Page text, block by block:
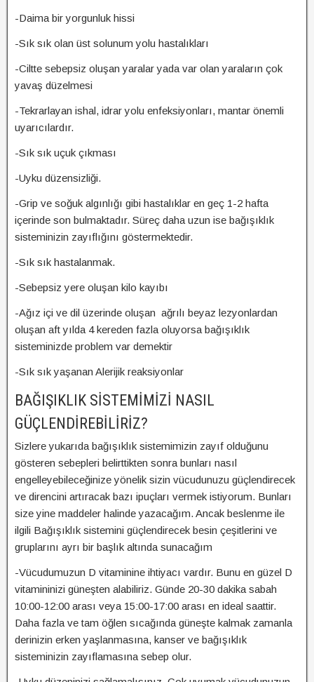
-Daima bir yorgunluk hissi
-Sık sık olan üst solunum yolu hastalıkları
-Ciltte sebepsiz oluşan yaralar yada var olan yaraların çok
yavaş düzelmesi
-Tekrarlayan ishal, idrar yolu enfeksiyonları, mantar önemli
uyarıcılardır.
-Sık sık uçuk çıkması
-Uyku düzensizliği.
-Grip ve soğuk algınlığı gibi hastalıklar en geç 1-2 hafta
içerinde son bulmaktadır. Süreç daha uzun ise bağışıklık
sisteminizin zayıflığını göstermektedir.
-Sık sık hastalanmak.
-Sebepsiz yere oluşan kilo kayıbı
-Ağız içi ve dil üzerinde oluşan ağrılı beyaz lezyonlardan
oluşan aft yılda 4 kereden fazla oluyorsa bağışıklık
sisteminizde problem var demektir
-Sık sık yaşanan Alerijik reaksiyonlar
BAĞIŞIKLIK SİSTEMİMİZİ NASIL
GÜÇLENDİREBİLİRİZ?
Sizlere yukarıda bağışıklık sistemimizin zayıf olduğunu
gösteren sebepleri belirttikten sonra bunları nasıl
engelleyebileceğinize yönelik sizin vücudunuzu güçlendirecek
ve direncini artıracak bazı ipuçları vermek istiyorum. Bunları
size yine maddeler halinde yazacağım. Ancak beslenme ile
ilgili Bağışıklık sistemini güçlendirecek besin çeşitlerini ve
gruplarını ayrı bir başlık altında sunacağım
-Vücudumuzun D vitaminine ihtiyacı vardır. Bunu en güzel D
vitamininizi güneşten alabiliriz. Günde 20-30 dakika sabah
10:00-12:00 arası veya 15:00-17:00 arası en ideal saattir.
Daha fazla ve tam öğlen sıcağında güneşte kalmak zamanla
derinizin erken yaşlanmasına, kanser ve bağışıklık
sisteminizin zayıflamasına sebep olur.